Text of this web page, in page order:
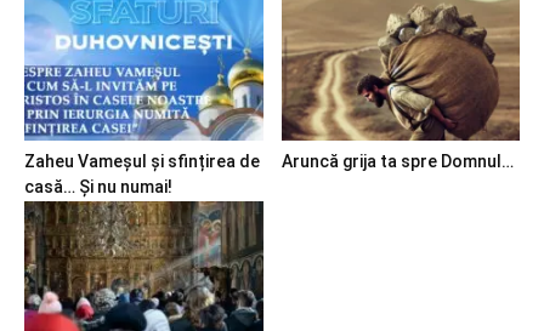
Zaheu Vameșul și sfințirea de
casă… Și nu numai!
Aruncă grija ta spre Domnul…